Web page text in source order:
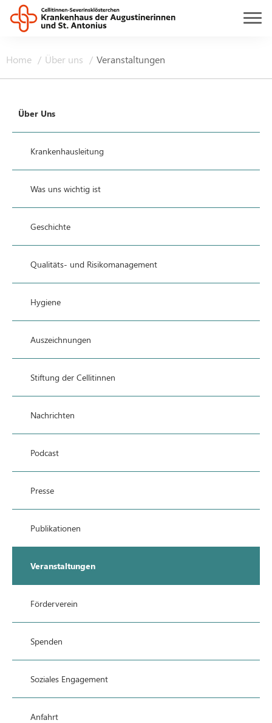
Home Über uns Veranstaltungen
Über Uns
Krankenhausleitung
Was uns wichtig ist
Geschichte
Qualitäts- und Risikomanagement
Hygiene
Auszeichnungen
Stiftung der Cellitinnen
Nachrichten
Podcast
Presse
Publikationen
Veranstaltungen
Förderverein
Spenden
Soziales Engagement
Anfahrt